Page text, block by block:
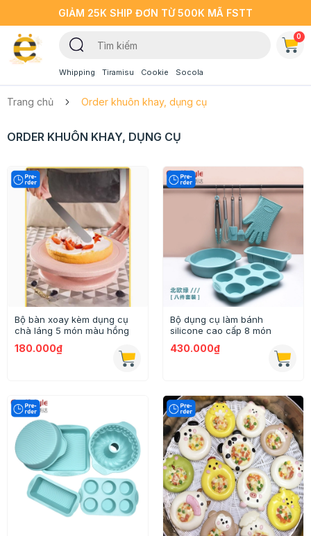
GIẢM 25K SHIP ĐƠN TỪ 500K MÃ FSTT
Whipping Tiramisu Cookie Socola
0
Trang chủ Order khuôn khay, dụng cụ
ORDER KHUÔN KHAY, DỤNG CỤ
Bộ bàn xoay kèm dụng cụ
chà láng 5 món màu hồng
180.000₫
Bộ dụng cụ làm bánh
silicone cao cấp 8 món
430.000₫